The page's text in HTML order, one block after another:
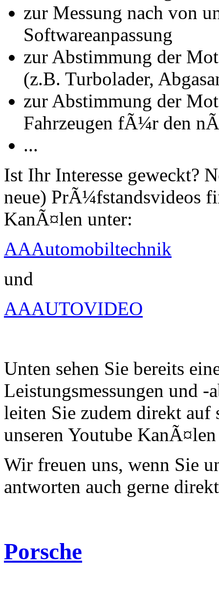
zur Messung nach von
Softwareanpassung
zur Abstimmung der
(z.B. Turbolader,
zur Abstimmung der
Fahrzeugen fÃ¼r den
...
Ist Ihr Interesse geweckt?
neue) PrÃ¼fstandsvideos
KanÃ¤len unter:
AAAutomobiltechnik
und
AAAUTOVIDEO
Unten sehen Sie bereits
Leistungsmessungen und -
leiten Sie zudem direkt auf
unseren Youtube
Wir freuen uns, wenn Sie
antworten auch gerne
Porsche